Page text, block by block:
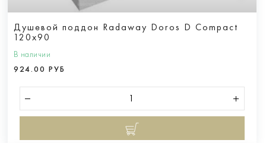
Душевой поддон Radaway Doros D Compact
120x90
В наличии
924.00 РУБ